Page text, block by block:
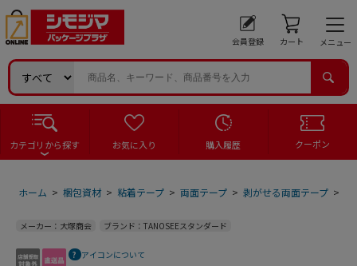
会員登録 カート メニュー
カテゴリから探す お気に入り 購入履歴 クーポン
ホーム > 梱包資材 > 粘着テープ > 両面テープ > 剥がせる両面テープ >
メーカー：大塚商会 ブランド：TANOSEEスタンダード
アイコンについて